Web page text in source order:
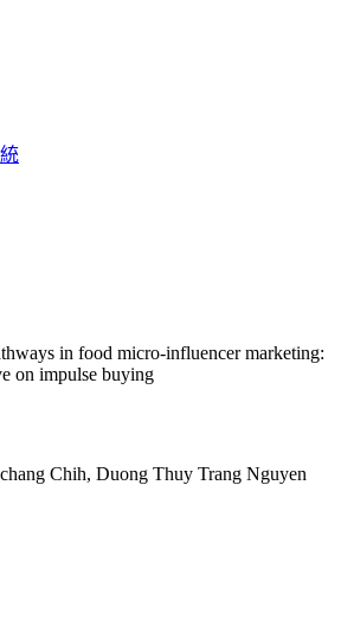
in food micro-influencer marketing:
on impulse buying
Chih, Duong Thuy Trang Nguyen